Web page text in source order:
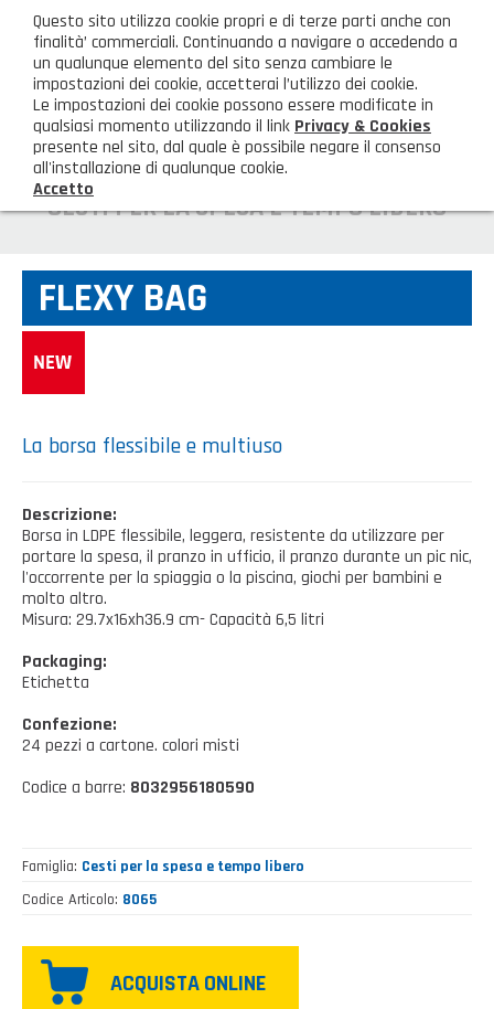
AREA CLIENTI
HOME
Chi siamo
GAMMA PRODOTTI
Illuminazione
Igienizzanti-mascherine-guanti
Borse, cesti e trolley
Casalinghi Pulizia
Benessere e tempo libero
Giardinaggio e Ferramenta
Gazebo
PRODOTTI NOVITÀ
Dove siamo
NOVITÀ ED EVENTI
FAQ
CATALOGHI
CESTI PER LA SPESA E TEMPO LIBERO
FLEXY BAG
La borsa flessibile e multiuso
Descrizione:
Borsa in LDPE flessibile, leggera, resistente da utilizzare per
portare la spesa, il pranzo in ufficio, il pranzo durante un pic nic,
l'occorrente per la spiaggia o la piscina, giochi per bambini e
molto altro.
Misura: 29.7x16xh36.9 cm- Capacità 6,5 litri
Packaging:
Etichetta
Confezione:
24 pezzi a cartone. colori misti
Codice a barre: 8032956180590
Famiglia Cesti per la spesa e tempo libero
Codice Articolo 8065
ACQUISTA ONLINE
Questo sito utilizza cookie propri e di terze parti anche con
finalità’ commerciali. Continuando a navigare o accedendo a
un qualunque elemento del sito senza cambiare le
impostazioni dei cookie, accetterai l’utilizzo dei cookie.
Le impostazioni dei cookie possono essere modificate in
qualsiasi momento utilizzando il link Privacy & Cookies
presente nel sito, dal quale è possibile negare il consenso
all'installazione di qualunque cookie.
Accetto